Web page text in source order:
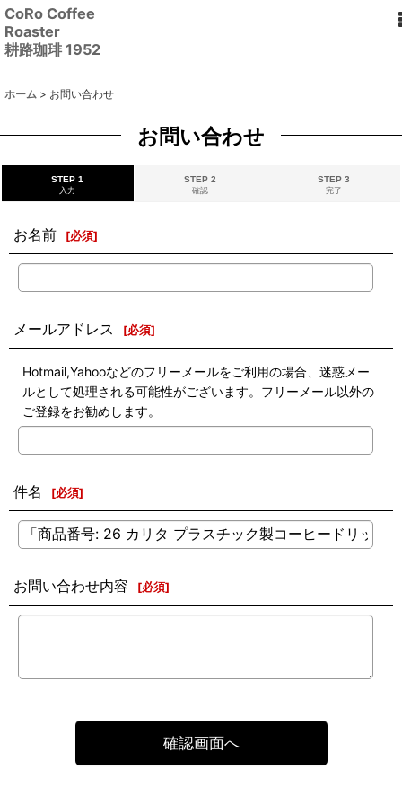
CoRo Coffee
Roaster
耕路珈琲 1952
ホーム > お問い合わせ
お問い合わせ
STEP 1
入力
STEP 2
確認
STEP 3
完了
お名前 [必須]
メールアドレス [必須]
Hotmail,Yahooなどのフリーメールをご利用の場合、迷惑メー
ルとして処理される可能性がございます。フリーメール以外の
ご登録をお勧めします。
件名 [必須]
お問い合わせ内容 [必須]
確認画面へ